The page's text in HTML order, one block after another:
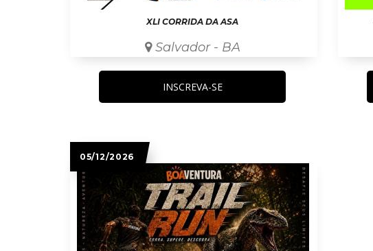
XLI CORRIDA DA ASA
Salvador - BA
INSCREVA-SE
05/12/2026